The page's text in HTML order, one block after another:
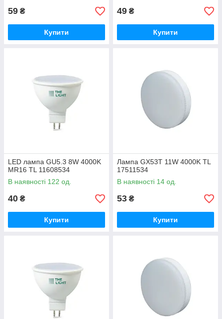
59 ₴
Купити
49 ₴
Купити
LED лампа GU5.3 8W 4000K
MR16 TL 11608534
В наявності 122 од.
40 ₴
Купити
Лампа GX53T 11W 4000K TL
17511534
В наявності 14 од.
53 ₴
Купити